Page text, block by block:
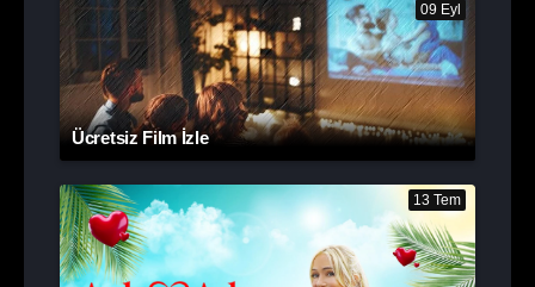
09 Eyl
Ücretsiz Film İzle
13 Tem